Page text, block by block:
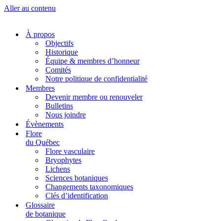
Aller au contenu
À propos
Objectifs
Historique
Équipe & membres d’honneur
Comités
Notre politique de confidentialité
Membres
Devenir membre ou renouveler
Bulletins
Nous joindre
Évènements
Flore
du Québec
Flore vasculaire
Bryophytes
Lichens
Sciences botaniques
Changements taxonomiques
Clés d’identification
Glossaire
de botanique